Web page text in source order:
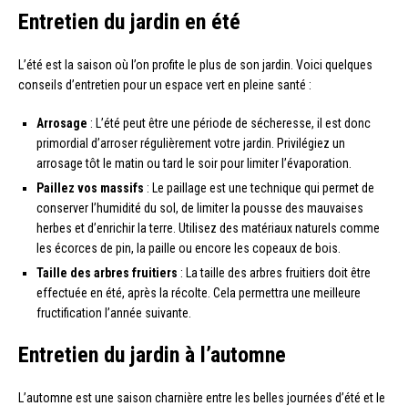
Entretien du jardin en été
L’été est la saison où l’on profite le plus de son jardin. Voici quelques
conseils d’entretien pour un espace vert en pleine santé :
Arrosage : L’été peut être une période de sécheresse, il est donc
primordial d’arroser régulièrement votre jardin. Privilégiez un
arrosage tôt le matin ou tard le soir pour limiter l’évaporation.
Paillez vos massifs : Le paillage est une technique qui permet de
conserver l’humidité du sol, de limiter la pousse des mauvaises
herbes et d’enrichir la terre. Utilisez des matériaux naturels comme
les écorces de pin, la paille ou encore les copeaux de bois.
Taille des arbres fruitiers : La taille des arbres fruitiers doit être
effectuée en été, après la récolte. Cela permettra une meilleure
fructification l’année suivante.
Entretien du jardin à l’automne
L’automne est une saison charnière entre les belles journées d’été et le